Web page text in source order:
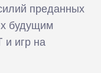
преданных
будущим
и игр на